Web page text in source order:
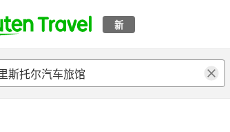
新
住宿套餐评论设施